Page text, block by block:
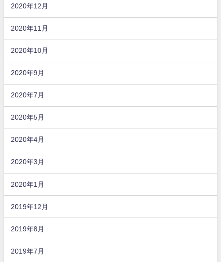
2020年12月
2020年11月
2020年10月
2020年9月
2020年7月
2020年5月
2020年4月
2020年3月
2020年1月
2019年12月
2019年8月
2019年7月